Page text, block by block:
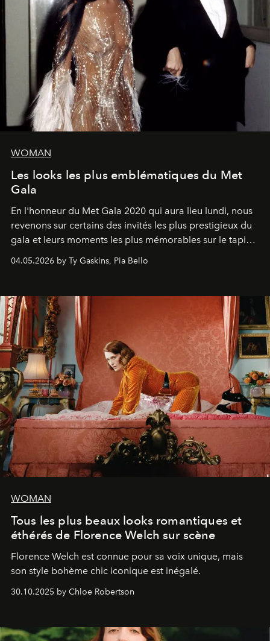
WOMAN
Les looks les plus emblématiques du Met
Gala
En l'honneur du Met Gala 2020 qui aura lieu lundi, nous
revenons sur certains des invités les plus prestigieux du
gala et leurs moments les plus mémorables sur le tapis
04.05.2026 by Ty Gaskins, Pia Bello
WOMAN
Tous les plus beaux looks romantiques et
éthérés de Florence Welch sur scène
Florence Welch est connue pour sa voix unique, mais
son style bohème chic iconique est inégalé.
30.10.2025 by Chloe Robertson